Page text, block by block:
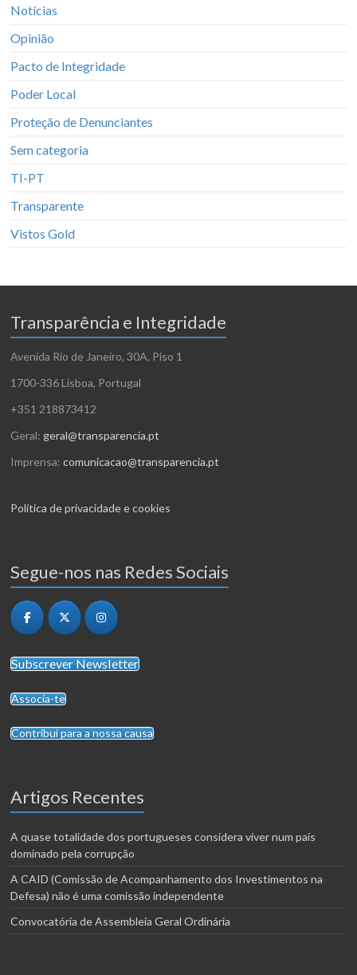
Notícias
Opinião
Pacto de Integridade
Poder Local
Proteção de Denunciantes
Sem categoria
TI-PT
Transparente
Vistos Gold
Transparência e Integridade
Avenida Rio de Janeiro, 30A, Piso 1
1700-336 Lisboa, Portugal
+351 218873412
Geral: geral@transparencia.pt
Imprensa:comunicacao@transparencia.pt
Política de privacidade e cookies
Segue-nos nas Redes Sociais
Subscrever Newsletter
Associa-te
Contribui para a nossa causa
Artigos Recentes
A quase totalidade dos portugueses considera viver num país
dominado pela corrupção
A CAID (Comissão de Acompanhamento dos Investimentos na
Defesa) não é uma comissão independente
Convocatória de Assembleia Geral Ordinária